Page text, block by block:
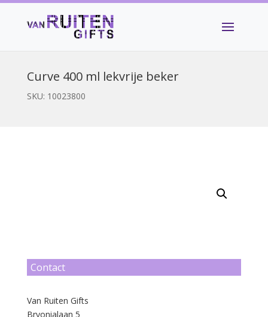
Curve 400 ml lekvrije beker
SKU: 10023800
Contact
Van Ruiten Gifts
Bryonialaan 5